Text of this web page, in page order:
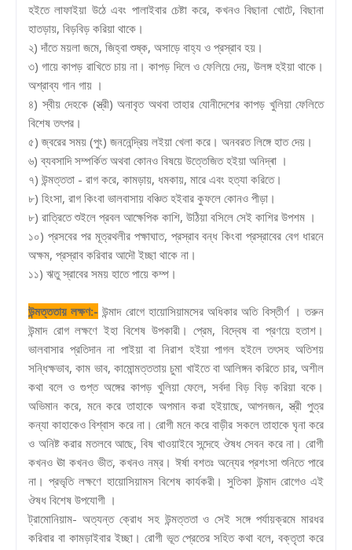
হইতে লাফাইয়া উঠে এবং পালাইবার চেষ্টা করে, কখনও বিছানা খোটে, বিছানা
হাতড়ায়, বিড়বিড় করিয়া থাকে।
২) দাঁতে ময়লা জমে, জিহ্বা শুষ্ক, অসাড়ে বাহ্য ও প্রস্রাব হয়।
৩) গায়ে কাপড় রাখিতে চায় না। কাপড় দিলে ও ফেলিয়ে দেয়, উলঙ্গ হইয়া থাকে।
অশ্রাব্য গান গায় ।
৪) স্বীয় দেহকে (স্ত্রী) অনাবৃত অথবা তাহার যোনীদেশের কাপড় খুলিয়া ফেলিতে
বিশেষ তৎপর।
৫) জ্বরের সময় (পুং) জননেন্দ্রিয় লইয়া খেলা করে। অনবরত লিঙ্গে হাত দেয়।
৬) ব্যবসাদি সম্পর্কিত অথবা কোনও বিষয়ে উত্তেজিত হইয়া অনিদ্ৰা ।
৭) উন্মত্ততা - রাগ করে, কামড়ায়, ধমকায়, মারে এবং হত্যা করিতে।
৮) হিংসা, রাগ কিংবা ভালবাসায় বঞ্চিত হইবার কুফলে কোনও পীড়া।
৮) রাত্রিতে শুইলে প্রবল আক্ষেপিক কাশি, উঠিয়া বসিলে সেই কাশির উপশম ।
১০) প্রসবের পর মূত্রথলীর পক্ষাঘাত, প্রস্রাব বন্ধ কিংবা প্রস্রাবের বেগ ধারনে
অক্ষম, প্রস্রাব করিবার আদৌ ইচ্ছা থাকে না।
১১) ঋতু স্রাবের সময় হাতে পায়ে কম্প।
উন্মত্ততায় লক্ষণ:- উন্মাদ রোগে হায়োসিয়ামসের অধিকার অতি বিস্তীর্ণ । তরুন
উন্মাদ রোগ লক্ষণে ইহা বিশেষ উপকারী। প্রেম, বিদ্বেষ বা প্রণয়ে হতাশ।
ভালবাসার প্রতিদান না পাইয়া বা নিরাশ হইয়া পাগল হইলে তৎসহ অতিশয়
সন্ধিক্ষভাব, কাম ভাব, কামোন্মত্ততায় চুমা খাইতে বা আলিঙ্গন করিতে চার, অশীল
কথা বলে ও গুপ্ত অঙ্গের কাপড় খুলিয়া ফেলে, সর্বদা বিড় বিড় করিয়া বকে।
অভিমান করে, মনে করে তাহাকে অপমান করা হইয়াছে, আপনজন, স্ত্রী পুত্র
কন্যা কাহাকেও বিশ্বাস করে না। রোগী মনে করে বাড়ীর সকলে তাহাকে ঘৃনা করে
ও অনিষ্ট করার মতলবে আছে, বিষ খাওয়াইবে সন্দেহে ঔষধ সেবন করে না। রোগী
কখনও ঊা কখনও ভীত, কখনও নম্র। ঈর্ষা বশতঃ অন্যের প্রশংসা শুনিতে পারে
না। প্রভৃতি লক্ষণে হায়োসিয়ামস বিশেষ কার্যকরী। সুতিকা উন্মাদ রোগেও এই
ঔষধ বিশেষ উপযোগী ।
ট্রামোনিয়াম- অত্যন্ত ক্রোধ সহ উন্মত্ততা ও সেই সঙ্গে পর্যায়ক্রমে মারধর
করিবার বা কামড়াইবার ইচ্ছা। রোগী ভূত প্রেতের সহিত কথা বলে, বক্তৃতা করে